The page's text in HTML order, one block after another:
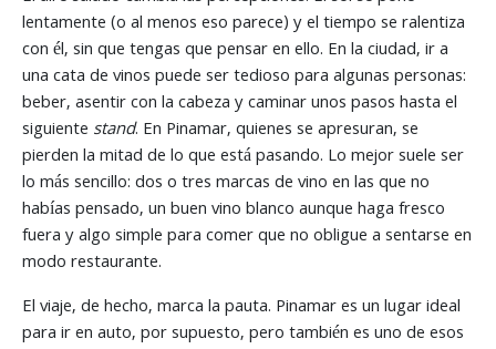
lentamente (o al menos eso parece) y el tiempo se ralentiza
con él, sin que tengas que pensar en ello. En la ciudad, ir a
una cata de vinos puede ser tedioso para algunas personas:
beber, asentir con la cabeza y caminar unos pasos hasta el
siguiente stand. En Pinamar, quienes se apresuran, se
pierden la mitad de lo que está pasando. Lo mejor suele ser
lo más sencillo: dos o tres marcas de vino en las que no
habías pensado, un buen vino blanco aunque haga fresco
fuera y algo simple para comer que no obligue a sentarse en
modo restaurante.
El viaje, de hecho, marca la pauta. Pinamar es un lugar ideal
para ir en auto, por supuesto, pero también es uno de esos